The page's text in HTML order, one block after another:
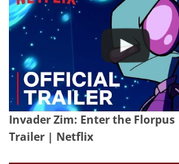
Invader Zim: Enter the
Trailer | Netflix